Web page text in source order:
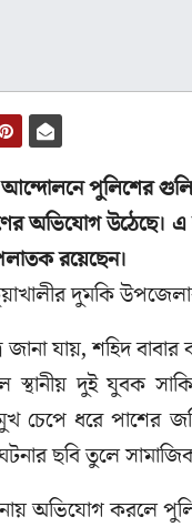
আন্দোলনে পুলিশের
অভিযোগ
রয়েছেন।
দুমকি
যায়, শহিদ বাবার
স্থানীয় দুই যুবক
চেপে ধরে পাশের
ছবি তুলে
অভিযোগ করলে